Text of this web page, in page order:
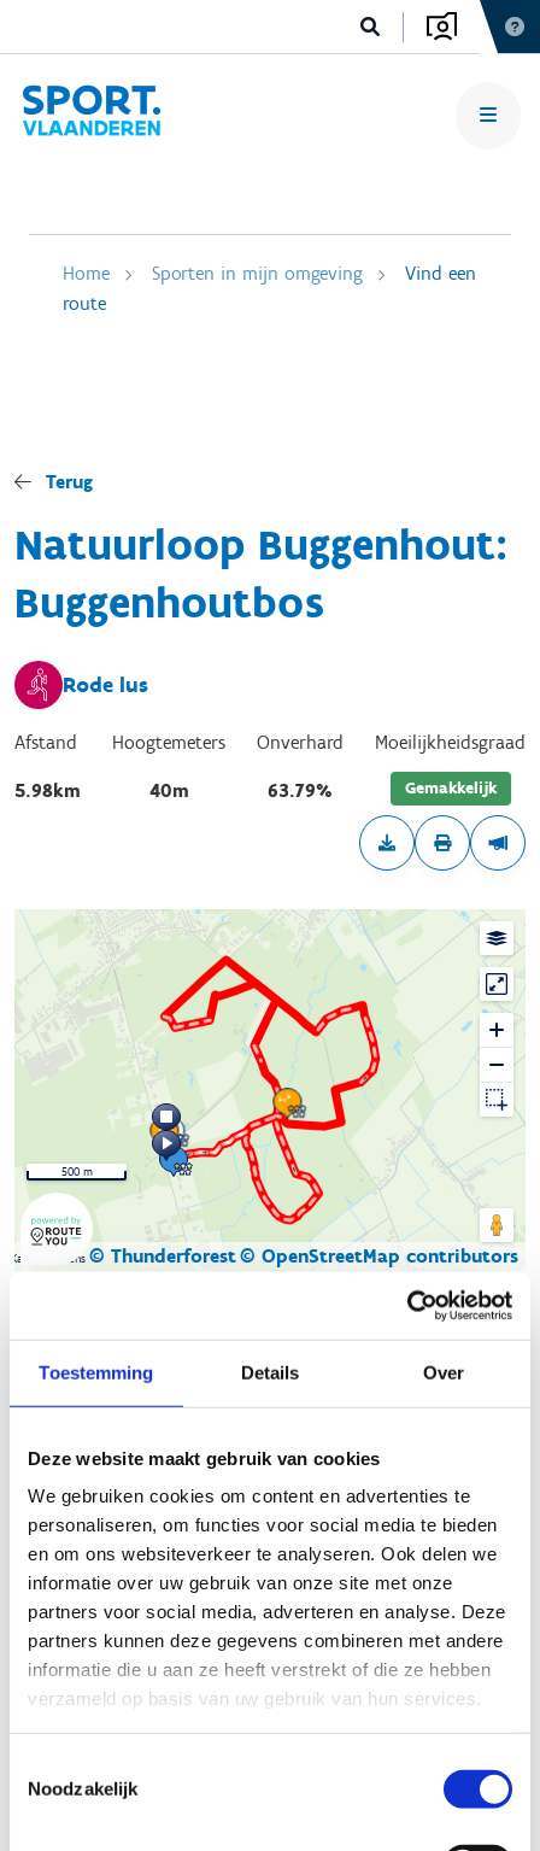
Toestemming Details Over
Deze website maakt gebruik van cookies
We gebruiken cookies om content en advertenties te
personaliseren, om functies voor social media te bieden
en om ons websiteverkeer te analyseren. Ook delen we
informatie over uw gebruik van onze site met onze
partners voor social media, adverteren en analyse. Deze
partners kunnen deze gegevens combineren met andere
informatie die u aan ze heeft verstrekt of die ze hebben
verzameld op basis van uw gebruik van hun services.
Noodzakelijk
Home Sporten in mijn omgeving
Vind een
route
Terug
Natuurloop Buggenhout:
Buggenhoutbos
Rode lus
Afstand
5.98km
Hoogtemeters
40m
Onverhard
63.79%
Moeilijkheidsgraad
Gemakkelijk
Kaartgegevens © Thunderforest© OpenStreetMap contributors
500 m
Beschrijving van de route
De natuurloop vanBuggenhoutbosstart op de kasseiparking
waar links en rechts de loopparcours liggen. De parking is
gelegen vlak bij de 500 jaar oude boskapel waar destijds
volgens de legende 'jonker Jan De Rijcke, seer vroom in t
jagen, wiert hier van een wilt zwijn verslagen'.
Er zijn drie routes uitgestippeld van respectievelijk 4,1 (blauw),
4,7 (groen) en 6,1 (rood) km. Enkel voor de groene lus moet je
de baan oversteken. Je kan de routes makkelijk combineren.
De parcours zijn vlak en je gaat afwisselend over de porfier-
en zandpaden die door dit mooie bos lopen. De paden zijn
Startplaatsen